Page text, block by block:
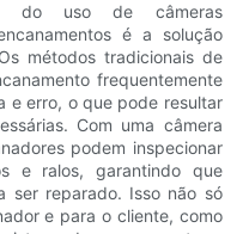
do uso de câmeras
é a solução
métodos tradicionais de
frequentemente
e erro, o que pode resultar
Com uma câmera
podem inspecionar
e ralos, garantindo que
ser reparado. Isso não só
e para o cliente, como